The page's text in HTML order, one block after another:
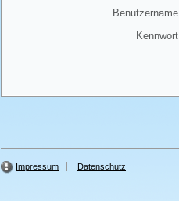
Benutzername
Kennwort
Impressum Datenschutz